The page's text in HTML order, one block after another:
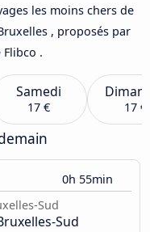
les moins chers de
, proposés par
.
Samedi
17 € 17 €
0h 55min
Sud
Sud